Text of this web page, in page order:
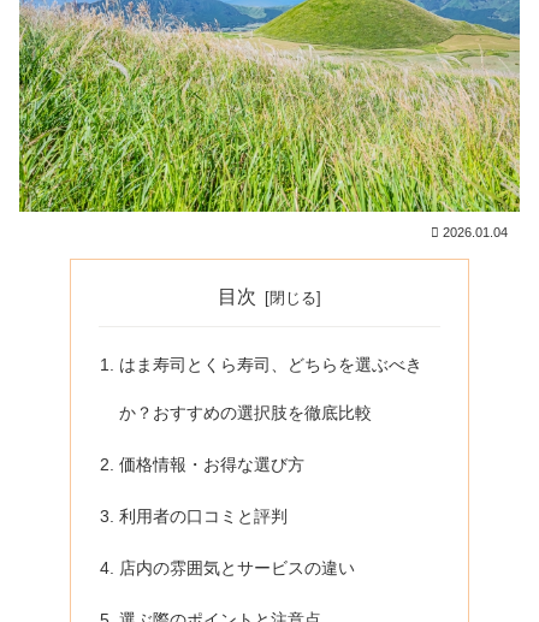
2026.01.04
目次
はま寿司とくら寿司、どちらを選ぶべき
か？おすすめの選択肢を徹底比較
価格情報・お得な選び方
利用者の口コミと評判
店内の雰囲気とサービスの違い